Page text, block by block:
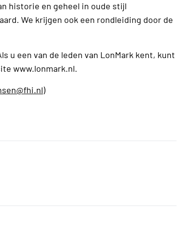
historie en geheel in oude stijl
We krijgen ook een rondleiding door de
u een van de leden van LonMark kent, kunt
www.lonmark.nl.
)